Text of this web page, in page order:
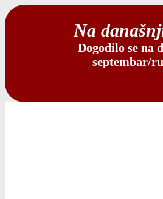
Na
Dogodilo se na
septembar/